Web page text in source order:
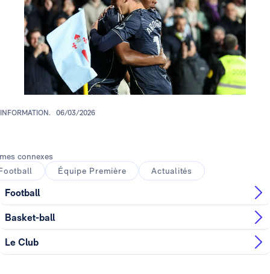
INFORMATION. 06/03/2026
connexes
Équipe Première Actualités
Football
Basket-ball
Le Club